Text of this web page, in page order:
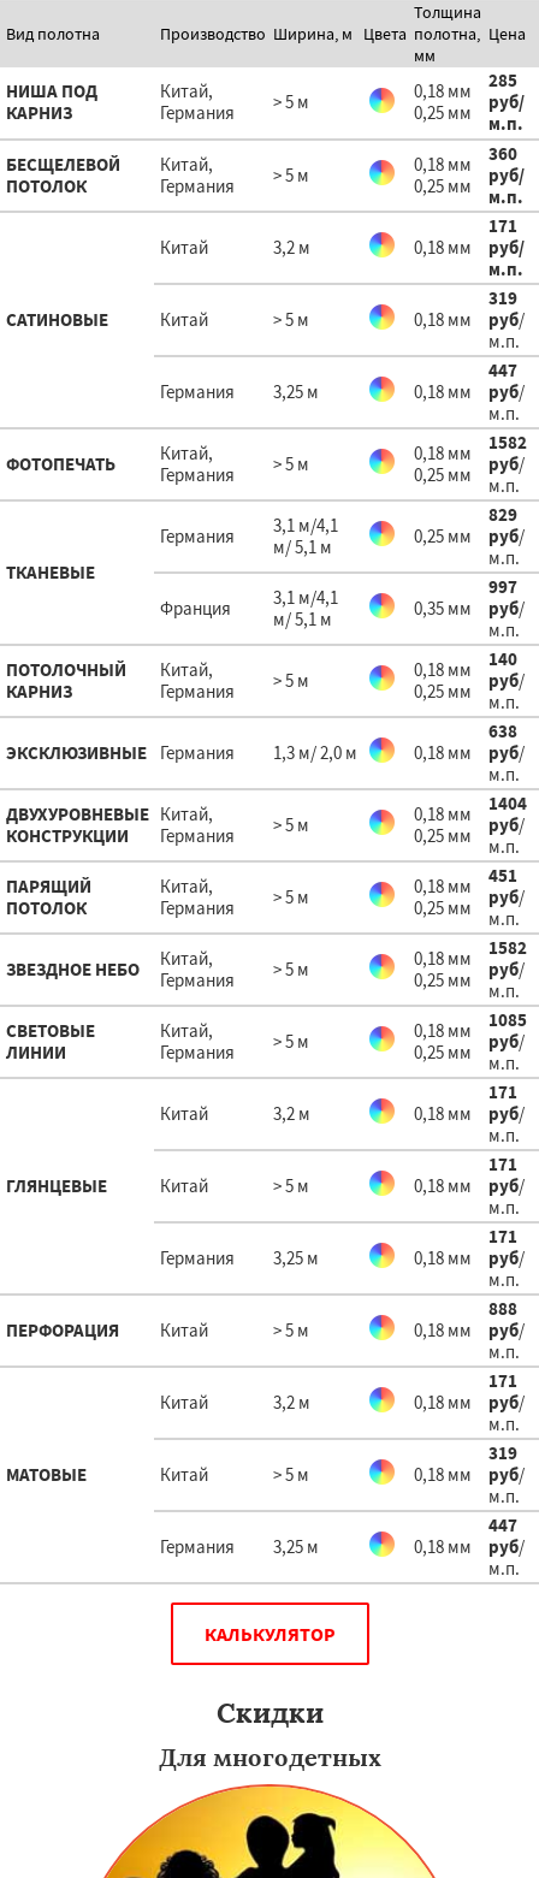
Вид полотна Производство Ширина, м Цвета
Толщина
полотна,
мм
Цена
НИША ПОД
КАРНИЗ
Китай,
Германия
> 5 м
0,18 мм
0,25 мм
285
руб/
м.п.
БЕСЩЕЛЕВОЙ
ПОТОЛОК
Китай,
Германия
> 5 м
0,18 мм
0,25 мм
360
руб/
м.п.
САТИНОВЫЕ
Китай 3,2 м 0,18 мм
171
руб/
м.п.
Китай > 5 м 0,18 мм
319
руб/
м.п.
Германия 3,25 м 0,18 мм
447
руб/
м.п.
ФОТОПЕЧАТЬ
Китай,
Германия
> 5 м
0,18 мм
0,25 мм
1582
руб/
м.п.
ТКАНЕВЫЕ
Германия
3,1 м/4,1
м/ 5,1 м
0,25 мм
829
руб/
м.п.
Франция
3,1 м/4,1
м/ 5,1 м
0,35 мм
997
руб/
м.п.
ПОТОЛОЧНЫЙ
КАРНИЗ
Китай,
Германия
> 5 м
0,18 мм
0,25 мм
140
руб/
м.п.
ЭКСКЛЮЗИВНЫЕ Германия 1,3 м/ 2,0 м 0,18 мм
638
руб/
м.п.
ДВУХУРОВНЕВЫЕ
КОНСТРУКЦИИ
Китай,
Германия
> 5 м
0,18 мм
0,25 мм
1404
руб/
м.п.
ПАРЯЩИЙ
ПОТОЛОК
Китай,
Германия
> 5 м
0,18 мм
0,25 мм
451
руб/
м.п.
ЗВЕЗДНОЕ НЕБО
Китай,
Германия
> 5 м
0,18 мм
0,25 мм
1582
руб/
м.п.
СВЕТОВЫЕ
ЛИНИИ
Китай,
Германия
> 5 м
0,18 мм
0,25 мм
1085
руб/
м.п.
ГЛЯНЦЕВЫЕ
Китай 3,2 м 0,18 мм
171
руб/
м.п.
Китай > 5 м 0,18 мм
171
руб/
м.п.
Германия 3,25 м 0,18 мм
171
руб/
м.п.
ПЕРФОРАЦИЯ Китай > 5 м 0,18 мм
888
руб/
м.п.
МАТОВЫЕ
Китай 3,2 м 0,18 мм
171
руб/
м.п.
Китай > 5 м 0,18 мм
319
руб/
м.п.
Германия 3,25 м 0,18 мм
447
руб/
м.п.
КАЛЬКУЛЯТОР
Скидки
Для многодетных